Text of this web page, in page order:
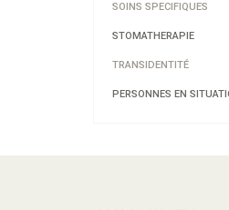
SOINS SPECIFIQUES
STOMATHERAPIE
TRANSIDENTITÉ
PERSONNES EN